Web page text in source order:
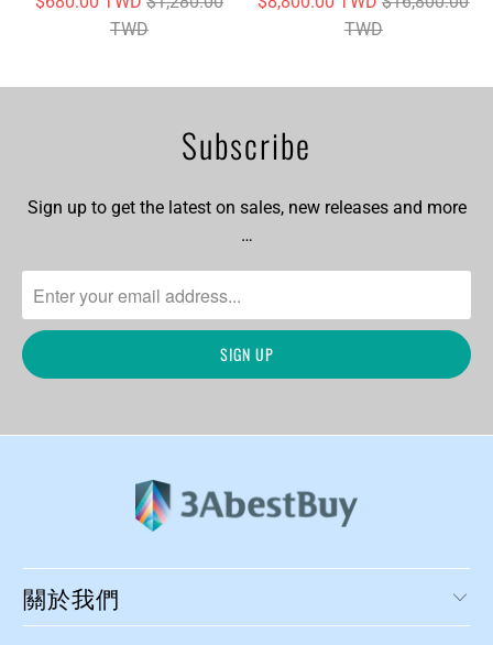
TWD
TWD
Subscribe
Sign up to get the latest on sales, new releases and more
…
關於我們